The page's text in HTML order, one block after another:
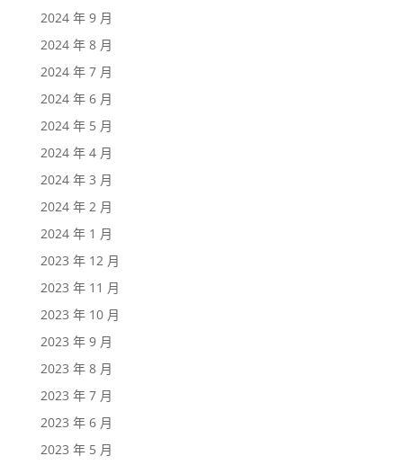
2024 年 9 月
2024 年 8 月
2024 年 7 月
2024 年 6 月
2024 年 5 月
2024 年 4 月
2024 年 3 月
2024 年 2 月
2024 年 1 月
2023 年 12 月
2023 年 11 月
2023 年 10 月
2023 年 9 月
2023 年 8 月
2023 年 7 月
2023 年 6 月
2023 年 5 月